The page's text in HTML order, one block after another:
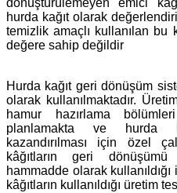
dönüştürülemeyen emici
hurda kağıt olarak
temizlik amaçlı kullanılan bu
değere sahip değildir
Hurda kağıt geri dönüşüm
olarak kullanılmaktadır.
hamur hazırlama
planlamakta ve hurda
kazandırılması için özel
kâğıtların geri
hammadde olarak
kâğıtların kullanıldığı üretim